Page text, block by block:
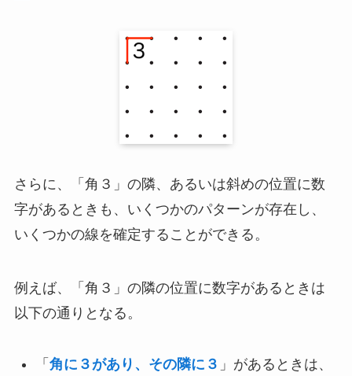
さらに、「角３」の隣、あるいは斜めの位置に数
字があるときも、いくつかのパターンが存在し、
いくつかの線を確定することができる。
例えば、「角３」の隣の位置に数字があるときは
以下の通りとなる。
「 角に３があり、その隣に３ 」があるときは、